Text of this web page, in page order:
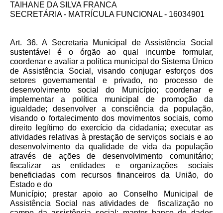
TAIHANE DA SILVA FRANCA
SECRETÁRIA - MATRÍCULA FUNCIONAL - 16034901
Art. 36. A Secretaria Municipal de Assistência Social
sustentável é o órgão ao qual incumbe formular,
coordenar e avaliar a política municipal do Sistema Único
de Assistência Social, visando conjugar esforços dos
setores governamental e privado, no processo de
desenvolvimento social do Município; coordenar e
implementar a política municipal de promoção da
igualdade; desenvolver a consciência da população,
visando o fortalecimento dos movimentos sociais, como
direito legítimo do exercício da cidadania; executar as
atividades relativas à prestação de serviços sociais e ao
desenvolvimento da qualidade de vida da população
através de ações de desenvolvimento comunitário;
fiscalizar as entidades e organizações sociais
beneficiadas com recursos financeiros da União, do
Estado e do
Município; prestar apoio ao Conselho Municipal de
Assistência Social nas atividades de fiscalização no